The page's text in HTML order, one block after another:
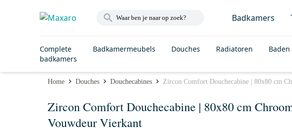
Badkamers
Complete
badkamers
Badkamermeubels Douches Radiatoren Baden
Home Douches Douchecabines Zircon Comfort Douchecabine | 80x80 cm
Zircon Comfort Douchecabine | 80x80 cm
Vouwdeur Vierkant